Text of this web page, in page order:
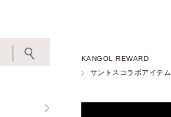
KANGOL REWARD
サントスコラボアイテム